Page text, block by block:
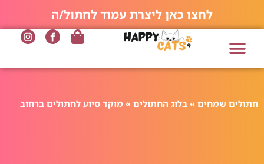
לחצו כאן ליצרת עמוד לחתול/ה
חתולים שמחים » בלוג החתולים » מוקד סיוע לחתולים ברחוב